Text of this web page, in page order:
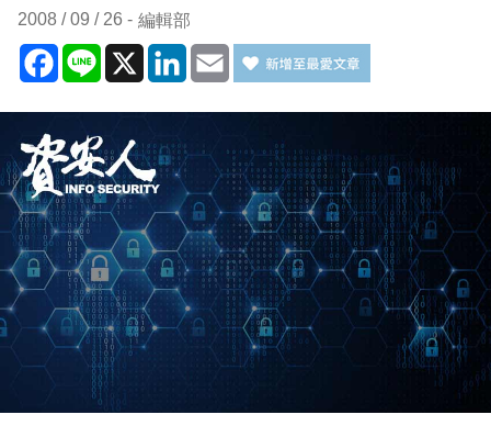
2008 / 09 / 26 編輯部
Facebook
Line X LinkedIn
Email